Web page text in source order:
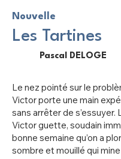
Nouvelle
Les Tartines
Pascal DELOGE
Le nez pointé sur le
Victor porte une main
sans arrêter de
Victor guette, soudain
bonne semaine qu’on a
sombre et mouillé qui